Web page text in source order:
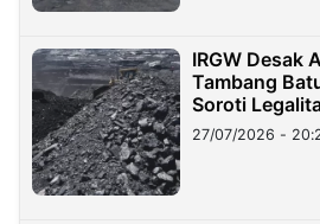
IRGW Desak
Tambang
Soroti
Stockpile
27/07/2026 -